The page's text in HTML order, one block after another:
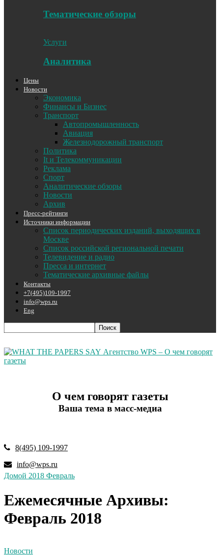
Тематические обзоры
Услуги
Аналитика
Цены
Новости
Экономика
Финансы и Бизнес
Транспорт
Автопромышленность
Авиация
Железнодорожный транспорт
Политика
It и Телекоммуникации
Реклама
Спорт
Аналитические обзоры
Новости
Архив
Пресс-рейтинги
Источники информации
Список периодических изданий, выходящих в
Москве
Список российской региональной печати
Телевидение и радио
Пресса и интернет
Тематические архивные файлы
Контакты
+7(495)109-1997
info@wps.ru
Eng
Агентство WPS – О чем говорят
газеты
О чем говорят газеты
Ваша тема в масс-медиа
8(495) 109-1997
info@wps.ru
Домой 2018 Февраль
Ежемесячные Архивы:
Февраль 2018
Новости